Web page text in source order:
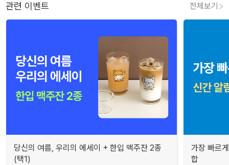
관련 이벤트 전체보기
당신의 여름, 우리의 에세이 + 한입 맥주잔 2종
(택1)
가장 빠르
합